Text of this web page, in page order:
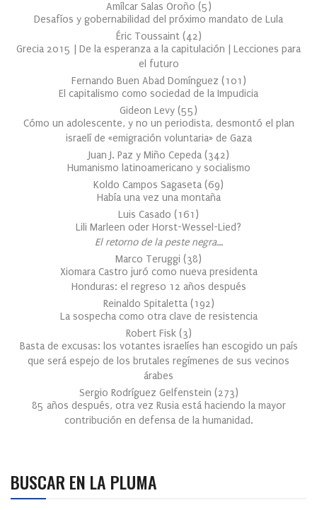
Amílcar Salas Oroño (5)
Desafíos y gobernabilidad del próximo mandato de Lula
Éric Toussaint (42)
Grecia 2015 | De la esperanza a la capitulación | Lecciones para
el futuro
Fernando Buen Abad Domínguez (101 )
El capitalismo como sociedad de la Impudicia
Gideon Levy (55)
Cómo un adolescente, y no un periodista, desmontó el plan
israelí de «emigración voluntaria» de Gaza
Juan J. Paz y Miño Cepeda (342)
Humanismo latinoamericano y socialismo
Koldo Campos Sagaseta (69)
Había una vez una montaña
Luis Casado (161 )
Lili Marleen oder Horst-Wessel-Lied?
El retorno de la peste negra…
Marco Teruggi (38)
Xiomara Castro juró como nueva presidenta
Honduras: el regreso 12 años después
Reinaldo Spitaletta (192)
La sospecha como otra clave de resistencia
Robert Fisk (3)
Basta de excusas: los votantes israelíes han escogido un país
que será espejo de los brutales regímenes de sus vecinos
árabes
Sergio Rodríguez Gelfenstein (273)
85 años después, otra vez Rusia está haciendo la mayor
contribución en defensa de la humanidad.
BUSCAR EN LA PLUMA